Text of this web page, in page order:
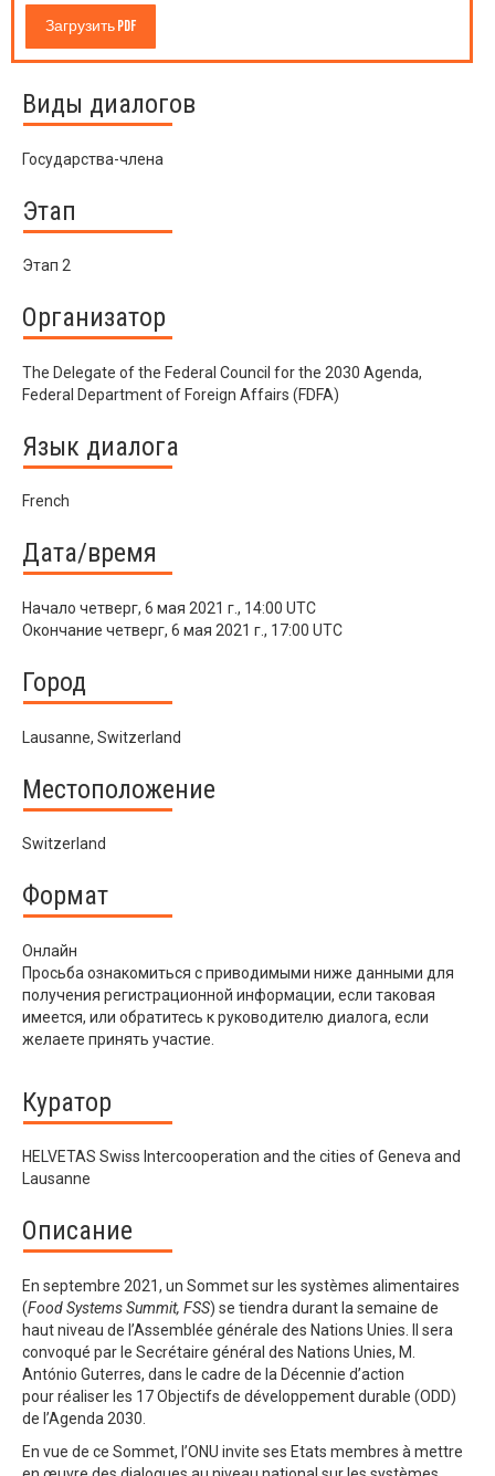
Загрузить PDF
Виды диалогов
Государства-члена
Этап
Этап 2
Организатор
The Delegate of the Federal Council for the 2030 Agenda,
Federal Department of Foreign Affairs (FDFA)
Язык диалога
French
Дата/время
Начало четверг, 6 мая 2021 г., 14:00 UTC
Окончание четверг, 6 мая 2021 г., 17:00 UTC
Город
Lausanne, Switzerland
Местоположение
Switzerland
Формат
Онлайн
Просьба ознакомиться с приводимыми ниже данными для
получения регистрационной информации, если таковая
имеется, или обратитесь к руководителю диалога, если
желаете принять участие.
Куратор
HELVETAS Swiss Intercooperation and the cities of Geneva and
Lausanne
Описание
En septembre 2021, un Sommet sur les systèmes alimentaires
(FoodSystemsSummit, FSS) se tiendra durant la semaine de
haut niveau de l’Assemblée générale des Nations Unies. Il sera
convoqué par le Secrétaire général des Nations Unies, M.
António Guterres, dans le cadre de la Décennie d’action
pourréaliser les 17 Objectifs de développement durable (ODD)
de l’Agenda 2030.
En vue de ce Sommet, l’ONU invite ses Etats membres à mettre